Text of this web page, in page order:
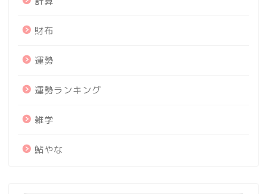
財布
運勢
運勢ランキング
雑学
鮎やな